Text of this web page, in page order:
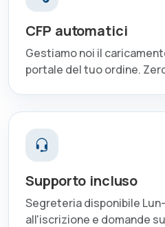
CFP automatici
Gestiamo noi il
portale del tuo ordine.
Supporto incluso
Segreteria disponibile
all'iscrizione e domande